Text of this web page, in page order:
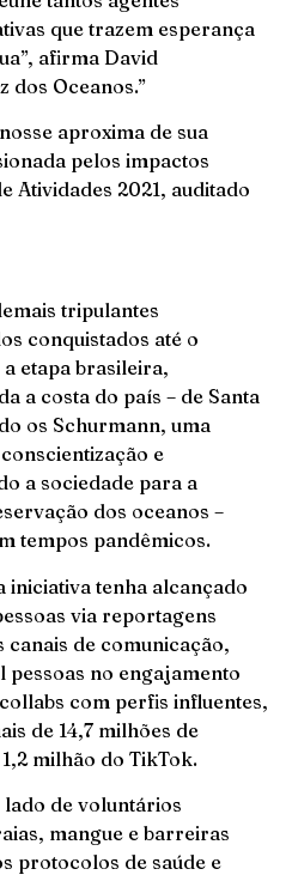
que trazem esperança
afirma David
dos Oceanos.”
aproxima de sua
pelos impactos
Atividades 2021, auditado
tripulantes
conquistados até o
etapa brasileira,
a costa do país – de Santa
os Schurmann, uma
e
a sociedade para a
dos oceanos –
tempos pandêmicos.
iniciativa tenha alcançado
via reportagens
de comunicação,
pessoas no engajamento
com perfis influentes,
de 14,7 milhões de
milhão do TikTok.
lado de voluntários
mangue e barreiras
protocolos de saúde e